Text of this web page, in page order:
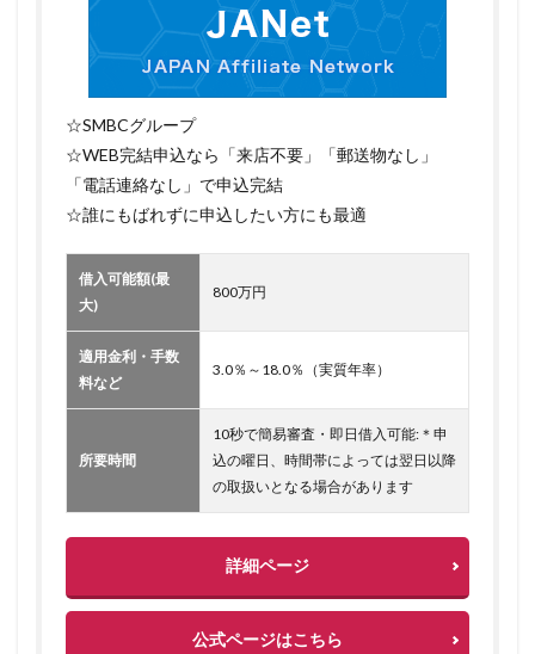
☆SMBCグループ
☆WEB完結申込なら「来店不要」「郵送物なし」
「電話連絡なし」で申込完結
☆誰にもばれずに申込したい方にも最適
借入可能額(最
大)
800万円
適用金利・手数
料など
3.0％～18.0％（実質年率）
所要時間
10秒で簡易審査・即日借入可能:＊申
込の曜日、時間帯によっては翌日以降
の取扱いとなる場合があります
詳細ページ
公式ページはこちら